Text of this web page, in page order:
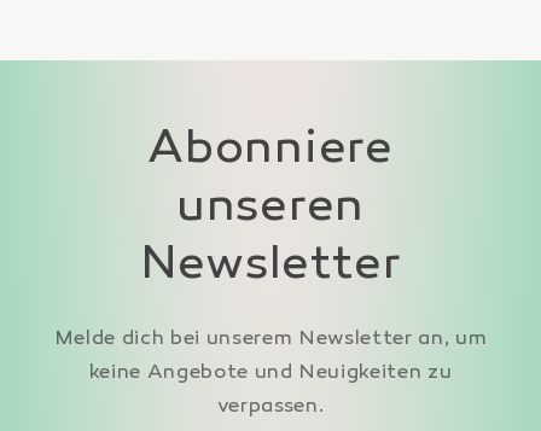
Abonniere
unseren
Newsletter
Melde dich bei unserem Newsletter an, um
keine Angebote und Neuigkeiten zu
verpassen.